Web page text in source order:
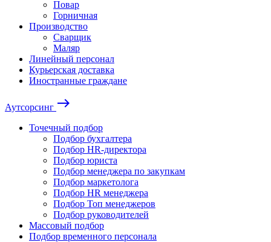
Повар
Горничная
Производство
Сварщик
Маляр
Линейный персонал
Курьерская доставка
Иностранные граждане
Аутсорсинг east
Точечный подбор
Подбор бухгалтера
Подбор HR-директора
Подбор юриста
Подбор менеджера по закупкам
Подбор маркетолога
Подбор HR менеджера
Подбор Топ менеджеров
Подбор руководителей
Массовый подбор
Подбор временного персонала